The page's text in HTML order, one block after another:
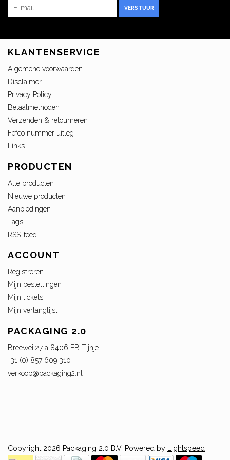
VERSTUUR
KLANTENSERVICE
Algemene voorwaarden
Disclaimer
Privacy Policy
Betaalmethoden
Verzenden & retourneren
Fefco nummer uitleg
Links
PRODUCTEN
Alle producten
Nieuwe producten
Aanbiedingen
Tags
RSS-feed
ACCOUNT
Registreren
Mijn bestellingen
Mijn tickets
Mijn verlanglijst
PACKAGING 2.0
Breewei 27 a 8406 EB Tijnje
+31 (0) 857 609 310
verkoop@packaging2.nl
Copyright 2026 Packaging 2.0 B.V. Powered by Lightspeed